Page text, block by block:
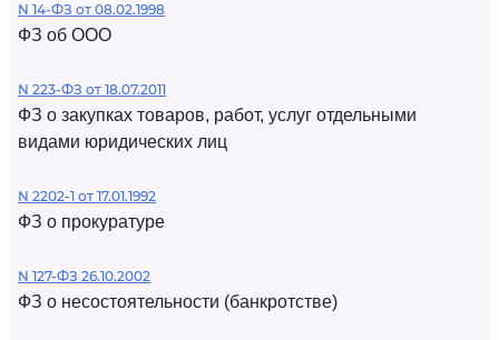
N 14-ФЗ от 08.02.1998
ФЗ об ООО
N 223-ФЗ от 18.07.2011
ФЗ о закупках товаров, работ, услуг отдельными
видами юридических лиц
N 2202-1 от 17.01.1992
ФЗ о прокуратуре
N 127-ФЗ 26.10.2002
ФЗ о несостоятельности (банкротстве)